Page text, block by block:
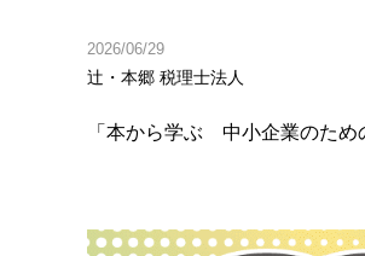
2026/06/29
辻・本郷 税理士法人
「本から学ぶ 中小企業のため